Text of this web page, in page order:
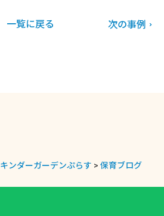
一覧に戻る 次の事例
キンダーガーデンぷらす > 保育ブログ